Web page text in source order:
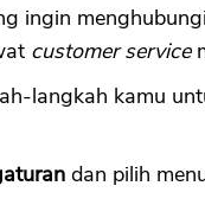
ingin
customer service
langkah kamu
dan pilih